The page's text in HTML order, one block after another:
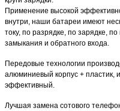
Применение высокой
внутри, наши батареи имеют
току, по разрядке, по зарядке,
замыкания и обратного входа.
Передовые технологии
алюминиевый корпус + пластик,
эффективный.
Лучшая замена сотового